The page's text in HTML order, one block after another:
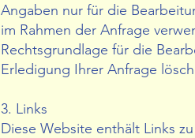
Angaben nur für die
im Rahmen der Anfrage
Rechtsgrundlage für die
Erledigung Ihrer Anfrage
3. Links
Diese Website enthält Links